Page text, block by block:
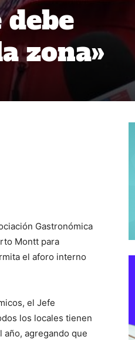
zona»
Gastronómica
Montt para
el aforo interno
el Jefe
los locales tienen
agregando que